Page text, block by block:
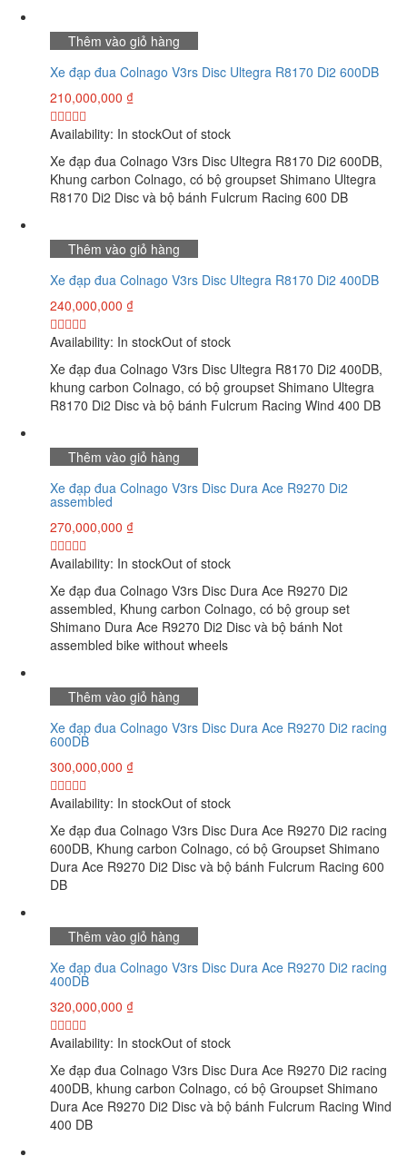
Thêm vào giỏ hàng
Xe đạp đua Colnago V3rs Disc Ultegra R8170 Di2 600DB
210,000,000 ₫
Availability: In stockOut of stock
Xe đạp đua Colnago V3rs Disc Ultegra R8170 Di2 600DB,
Khung carbon Colnago, có bộ groupset Shimano Ultegra
R8170 Di2 Disc và bộ bánh Fulcrum Racing 600 DB
Thêm vào giỏ hàng
Xe đạp đua Colnago V3rs Disc Ultegra R8170 Di2 400DB
240,000,000 ₫
Availability: In stockOut of stock
Xe đạp đua Colnago V3rs Disc Ultegra R8170 Di2 400DB,
khung carbon Colnago, có bộ groupset Shimano Ultegra
R8170 Di2 Disc và bộ bánh Fulcrum Racing Wind 400 DB
Thêm vào giỏ hàng
Xe đạp đua Colnago V3rs Disc Dura Ace R9270 Di2
assembled
270,000,000 ₫
Availability: In stockOut of stock
Xe đạp đua Colnago V3rs Disc Dura Ace R9270 Di2
assembled, Khung carbon Colnago, có bộ group set
Shimano Dura Ace R9270 Di2 Disc và bộ bánh Not
assembled bike without wheels
Thêm vào giỏ hàng
Xe đạp đua Colnago V3rs Disc Dura Ace R9270 Di2 racing
600DB
300,000,000 ₫
Availability: In stockOut of stock
Xe đạp đua Colnago V3rs Disc Dura Ace R9270 Di2 racing
600DB, Khung carbon Colnago, có bộ Groupset Shimano
Dura Ace R9270 Di2 Disc và bộ bánh Fulcrum Racing 600
DB
Thêm vào giỏ hàng
Xe đạp đua Colnago V3rs Disc Dura Ace R9270 Di2 racing
400DB
320,000,000 ₫
Availability: In stockOut of stock
Xe đạp đua Colnago V3rs Disc Dura Ace R9270 Di2 racing
400DB, khung carbon Colnago, có bộ Groupset Shimano
Dura Ace R9270 Di2 Disc và bộ bánh Fulcrum Racing Wind
400 DB